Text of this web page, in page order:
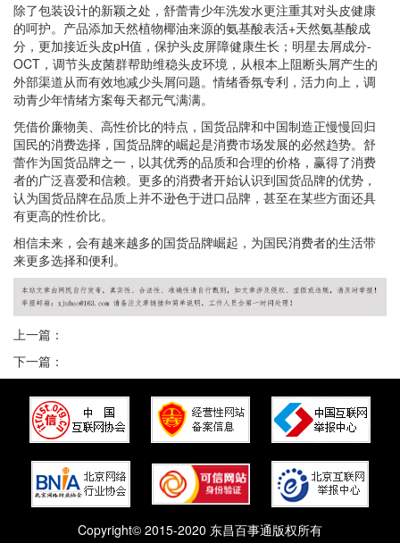
除了包装设计的新颖之处，舒蕾青少年洗发水更注重其对头皮健康
的呵护。产品添加天然植物椰油来源的氨基酸表活+天然氨基酸成
分，更加接近头皮pH值，保护头皮屏障健康生长；明星去屑成分-
OCT，调节头皮菌群帮助维稳头皮环境，从根本上阻断头屑产生的
外部渠道从而有效地减少头屑问题。情绪香氛专利，活力向上，调
动青少年情绪方案每天都元气满满。
凭借价廉物美、高性价比的特点，国货品牌和中国制造正慢慢回归
国民的消费选择，国货品牌的崛起是消费市场发展的必然趋势。舒
蕾作为国货品牌之一，以其优秀的品质和合理的价格，赢得了消费
者的广泛喜爱和信赖。更多的消费者开始认识到国货品牌的优势，
认为国货品牌在品质上并不逊色于进口品牌，甚至在某些方面还具
有更高的性价比。
相信未来，会有越来越多的国货品牌崛起，为国民消费者的生活带
来更多选择和便利。
上一篇：
下一篇：
Copyright© 2015-2020 东昌百事通版权所有